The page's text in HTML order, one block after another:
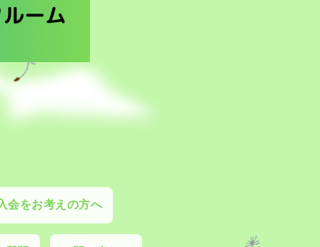
会をお考えの方へ